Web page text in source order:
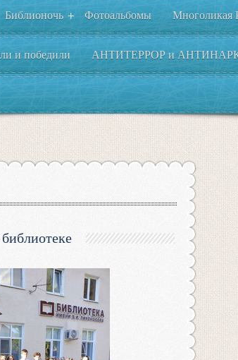
Библионочь + Фотоальбомы Многоликая
и победили АНТИТЕРРОР и